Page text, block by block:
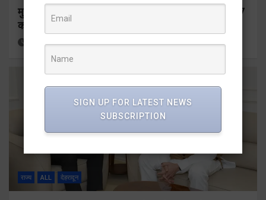
मुख्यमंत्री ने प्रदान की विभिन्न विकास योजनाओं के लिए 1967
करोड़ की वित्तीय स्वीकृति
12 hours ago Viri Gairola
राज्य ALL देहरादून
SIGN UP FOR LATEST NEWS
SUBSCRIPTION